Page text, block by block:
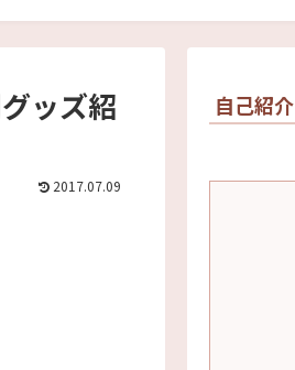
ッズ紹
2017.07.09
自己紹介